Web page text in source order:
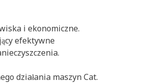
i ekonomiczne.
efektywne
działania maszyn Cat.